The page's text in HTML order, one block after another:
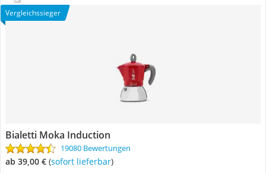
Vergleichssieger
Bialetti Moka Induction
19080 Bewertungen
ab 39,00 € ( Sofort lieferbar)